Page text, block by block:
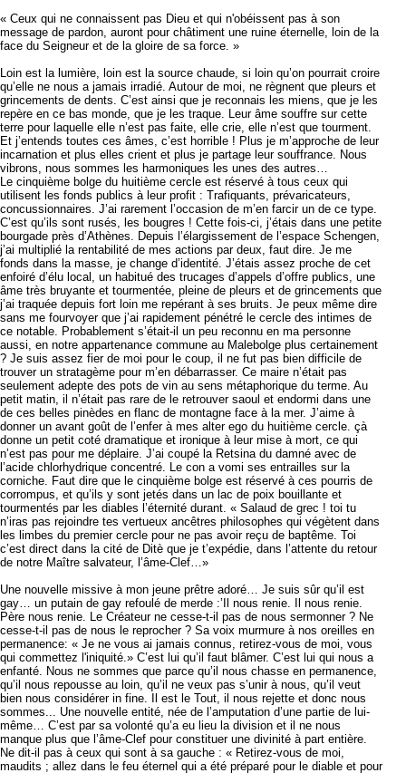
« Ceux qui ne connaissent pas Dieu et qui n'obéissent pas à son
message de pardon, auront pour châtiment une ruine éternelle, loin de la
face du Seigneur et de la gloire de sa force. »
Loin est la lumière, loin est la source chaude, si loin qu’on pourrait croire
qu’elle ne nous a jamais irradié. Autour de moi, ne règnent que pleurs et
grincements de dents. C’est ainsi que je reconnais les miens, que je les
repère en ce bas monde, que je les traque. Leur âme souffre sur cette
terre pour laquelle elle n’est pas faite, elle crie, elle n’est que tourment.
Et j’entends toutes ces âmes, c’est horrible ! Plus je m’approche de leur
incarnation et plus elles crient et plus je partage leur souffrance. Nous
vibrons, nous sommes les harmoniques les unes des autres…
Le cinquième bolge du huitième cercle est réservé à tous ceux qui
utilisent les fonds publics à leur profit : Trafiquants, prévaricateurs,
concussionnaires. J’ai rarement l’occasion de m’en farcir un de ce type.
C’est qu’ils sont rusés, les bougres ! Cette fois-ci, j’étais dans une petite
bourgade près d’Athènes. Depuis l’élargissement de l’espace Schengen,
j’ai multiplié la rentabilité de mes actions par deux, faut dire. Je me
fonds dans la masse, je change d’identité. J’étais assez proche de cet
enfoiré d’élu local, un habitué des trucages d’appels d’offre publics, une
âme très bruyante et tourmentée, pleine de pleurs et de grincements que
j’ai traquée depuis fort loin me repérant à ses bruits. Je peux même dire
sans me fourvoyer que j’ai rapidement pénétré le cercle des intimes de
ce notable. Probablement s’était-il un peu reconnu en ma personne
aussi, en notre appartenance commune au Malebolge plus certainement
? Je suis assez fier de moi pour le coup, il ne fut pas bien difficile de
trouver un stratagème pour m’en débarrasser. Ce maire n’était pas
seulement adepte des pots de vin au sens métaphorique du terme. Au
petit matin, il n’était pas rare de le retrouver saoul et endormi dans une
de ces belles pinèdes en flanc de montagne face à la mer. J’aime à
donner un avant goût de l’enfer à mes alter ego du huitième cercle. çà
donne un petit coté dramatique et ironique à leur mise à mort, ce qui
n’est pas pour me déplaire. J’ai coupé la Retsina du damné avec de
l’acide chlorhydrique concentré. Le con a vomi ses entrailles sur la
corniche. Faut dire que le cinquième bolge est réservé à ces pourris de
corrompus, et qu’ils y sont jetés dans un lac de poix bouillante et
tourmentés par les diables l’éternité durant. « Salaud de grec ! toi tu
n’iras pas rejoindre tes vertueux ancêtres philosophes qui végètent dans
les limbes du premier cercle pour ne pas avoir reçu de baptême. Toi
c’est direct dans la cité de Ditè que je t’expédie, dans l’attente du retour
de notre Maître salvateur, l’âme-Clef…»
Une nouvelle missive à mon jeune prêtre adoré… Je suis sûr qu’il est
gay… un putain de gay refoulé de merde :’Il nous renie. Il nous renie.
Père nous renie. Le Créateur ne cesse-t-il pas de nous sermonner ? Ne
cesse-t-il pas de nous le reprocher ? Sa voix murmure à nos oreilles en
permanence: « Je ne vous ai jamais connus, retirez-vous de moi, vous
qui commettez l'iniquité.» C’est lui qu’il faut blâmer. C’est lui qui nous a
enfanté. Nous ne sommes que parce qu’il nous chasse en permanence,
qu’il nous repousse au loin, qu’il ne veux pas s’unir à nous, qu’il veut
bien nous considérer in fine. Il est le Tout, il nous rejette et donc nous
sommes... Une nouvelle entité, née de l’amputation d’une partie de lui-
même… C’est par sa volonté qu’a eu lieu la division et il ne nous
manque plus que l’âme-Clef pour constituer une divinité à part entière.
Ne dit-il pas à ceux qui sont à sa gauche : « Retirez-vous de moi,
maudits ; allez dans le feu éternel qui a été préparé pour le diable et pour